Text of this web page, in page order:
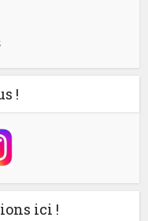
!
ici !